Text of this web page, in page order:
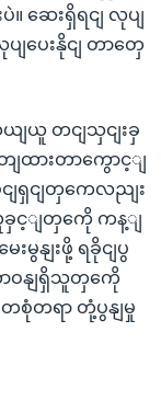
ဆေးရှိရငျ လုပျ
ပေးနိုငျ တာတှေ
ယျယူ တငျသှငျးခှ
ထားတာကွောင့ျ
ျရှငျတှကေလညျး
ခှင့ျတှကေို ကန့ျ
မွနျးဖို့ ရခိုငျပွ
ာဝနျရှိသူတှကေို
စုံတရာ တုံ့ပွနျမှု